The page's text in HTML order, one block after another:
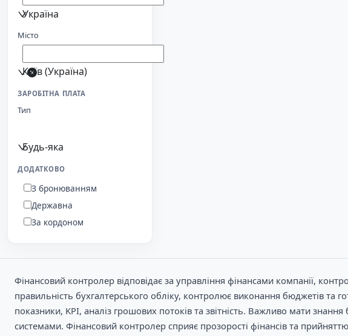
Україна
Місто
Київ (Україна)
ЗАРОБІТНА ПЛАТА
Тип
Будь-яка
ДОДАТКОВО
З бронюванням
Державна
За кордоном
Фінансовий контролер відповідає за управління фінансами компанії,
правильність бухгалтерського обліку, контролює виконання бюджетів та
показники, KPI, аналіз грошових потоків та звітність. Важливо мати
системами. Фінансовий контролер сприяє прозорості фінансів та